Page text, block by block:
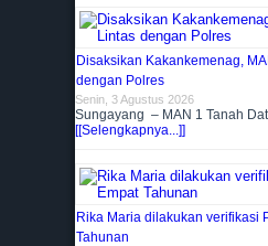
Disaksikan Kakankemenag,
dengan Polres
Senin, 3 Agustus 2026
Sungayang – MAN 1 Tanah
[[Selengkapnya...]]
Rika Maria dilakukan verifikasi
Tahunan